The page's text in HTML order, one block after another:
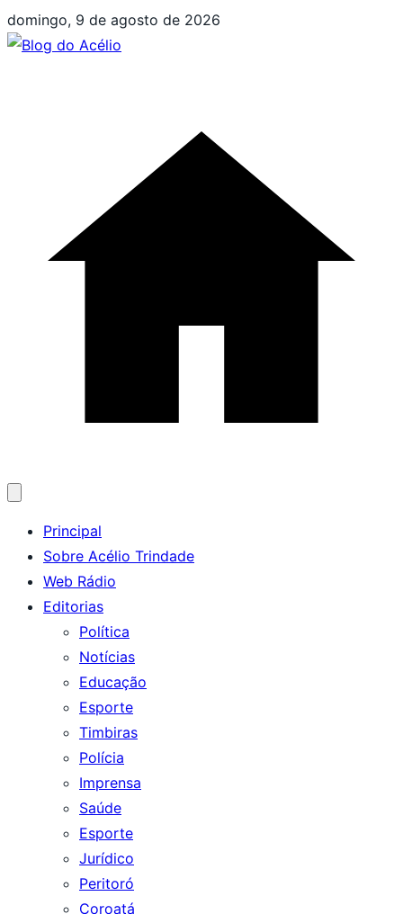
Pular
para
domingo, 9 de agosto de 2026
menu
Principal
Sobre Acélio Trindade
Web Rádio
Editorias
Política
Notícias
Educação
Esporte
Timbiras
Polícia
Imprensa
Saúde
Esporte
Jurídico
Peritoró
Coroatá